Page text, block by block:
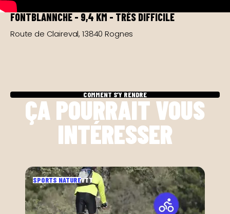
FONTBLANNCHE - 9,4 KM - TRÈS DIFFICILE
Route de Claireval, 13840 Rognes
COMMENT S’Y RENDRE
ÇA POURRAIT VOUS
INTÉRESSER
SPORTS NATUREVTT